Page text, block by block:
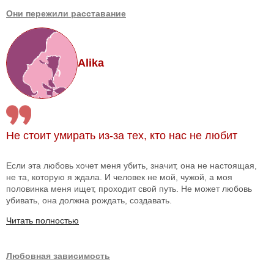
Они пережили расставание
Alika
Не стоит умирать из-за тех, кто нас не любит
Если эта любовь хочет меня убить, значит, она не настоящая,
не та, которую я ждала. И человек не мой, чужой, а моя
половинка меня ищет, проходит свой путь. Не может любовь
убивать, она должна рождать, создавать.
Читать полностью
Любовная зависимость